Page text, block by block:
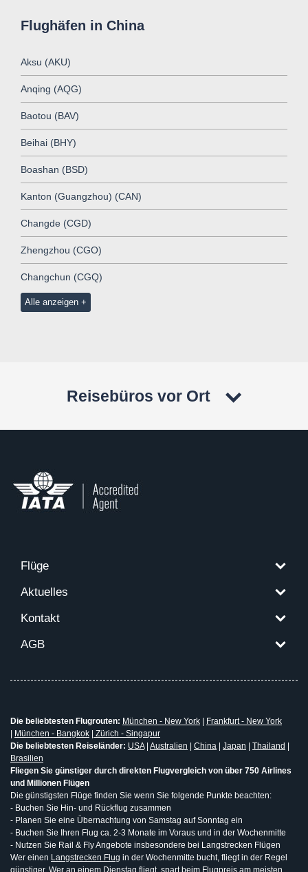
Flughäfen in China
Aksu (AKU)
Anqing (AQG)
Baotou (BAV)
Beihai (BHY)
Boashan (BSD)
Kanton (Guangzhou) (CAN)
Changde (CGD)
Zhengzhou (CGO)
Changchun (CGQ)
Alle anzeigen
Reisebüros vor Ort
Flüge
Aktuelles
Kontakt
AGB
Die beliebtesten Flugrouten: München - New York
Frankfurt - New York
München - Bangkok
Zürich - Singapur
Die beliebtesten Reiseländer: USA| Australien China Japan Thailand
Brasilien
Fliegen Sie günstiger durch direkten Flugvergleich von über 750 Airlines
und Millionen Flügen
Die günstigsten Flüge finden Sie wenn Sie folgende Punkte beachten:
- Buchen Sie Hin- und Rückflug zusammen
- Planen Sie eine Übernachtung von Samstag auf Sonntag ein
- Buchen Sie Ihren Flug ca. 2-3 Monate im Voraus und in der Wochenmitte
- Nutzen Sie Rail & Fly Angebote insbesondere bei Langstrecken Flügen
Wer einen Langstrecken Flug in der Wochenmitte bucht, fliegt in der Regel
günstiger. Wer an einem Dienstag fliegt, spart beim Flugpreis am meisten.